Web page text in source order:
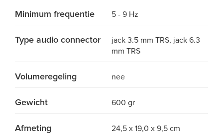
Minimum frequentie 5 - 9 Hz
Type audio connector
jack 3.5 mm TRS, jack 6.3
mm TRS
Volumeregeling nee
Gewicht 600 gr
Afmeting 24,5 x 19,0 x 9,5 cm